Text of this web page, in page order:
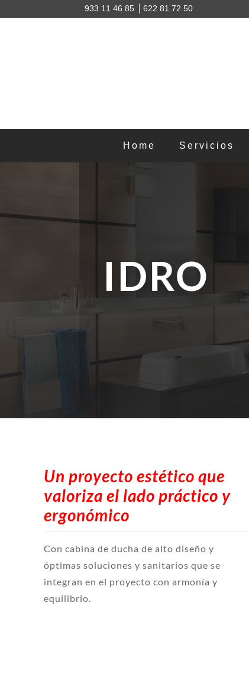
933 11 46 85 ⎥ 622 81 72 50
Home Servicios
IDRO
Un proyecto estético que
valoriza el lado práctico y
ergonómico
Con cabina de ducha de alto diseño y
óptimas soluciones y sanitarios que se
integran en el proyecto con armonía y
equilibrio.